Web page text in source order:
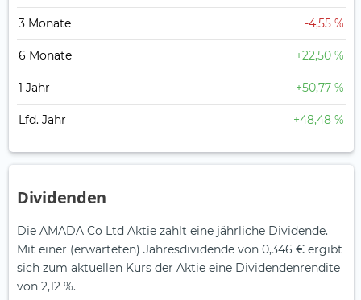
3 Monate -4,55 %
6 Monate +22,50 %
1 Jahr +50,77 %
Lfd. Jahr +48,48 %
Dividenden
Die AMADA Co Ltd Aktie zahlt eine jährliche Dividende.
Mit einer (erwarteten) Jahresdividende von 0,346 € ergibt
sich zum aktuellen Kurs der Aktie eine Dividendenrendite
von 2,12 %.